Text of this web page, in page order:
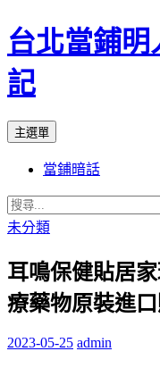
台北當鋪明
記
搜
主選單
內
容
當鋪暗話
搜
尋
鍵
字:
未分類
耳鳴保健貼居
療藥物原裝進
2023-05-25 admin